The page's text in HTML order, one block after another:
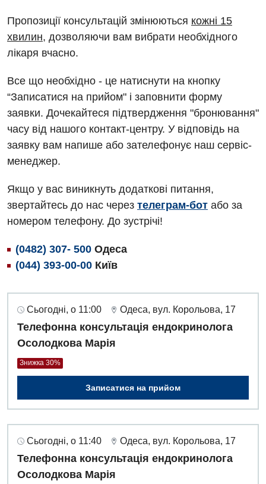
Пропозиції консультацій змінюються кожні 15
хвилин, дозволяючи вам вибрати необхідного
лікаря вчасно.
Все що необхідно - це натиснути на кнопку
“Записатися на прийом" і заповнити форму
заявки. Дочекайтеся підтвердження "бронювання"
часу від нашого контакт-центру. У відповідь на
заявку вам напише або зателефонує наш сервіс-
менеджер.
Якщо у вас виникнуть додаткові питання,
звертайтесь до нас через телеграм-бот або за
номером телефону. До зустрічі!
(0482) 307- 500 Одеса
(044) 393-00-00 Київ
Сьогодні, о 11:00 Одеса, вул. Корольова, 17
Телефонна консультація ендокринолога
Осолодкова Марія
Знижка 30%
Записатися на прийом
Сьогодні, о 11:40 Одеса, вул. Корольова, 17
Телефонна консультація ендокринолога
Осолодкова Марія